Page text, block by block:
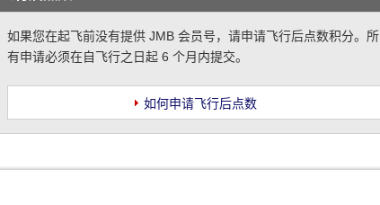
如果您在起飞前没有提供 JMB 会员号，请申请飞行后点数积分。所
有申请必须在自飞行之日起 6 个月内提交。
如何申请飞行后点数